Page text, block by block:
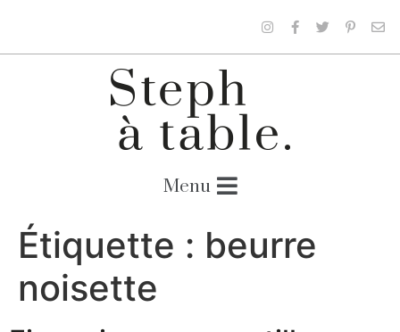
Étiquette : beurre
noisette